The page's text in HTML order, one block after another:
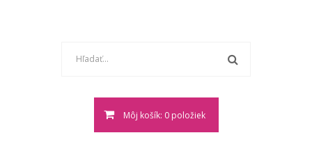
Môj košík: 0 položiek